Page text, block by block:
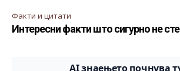
Факти и цитати
Интересни факти што сигурно не